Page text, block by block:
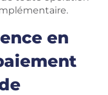
en